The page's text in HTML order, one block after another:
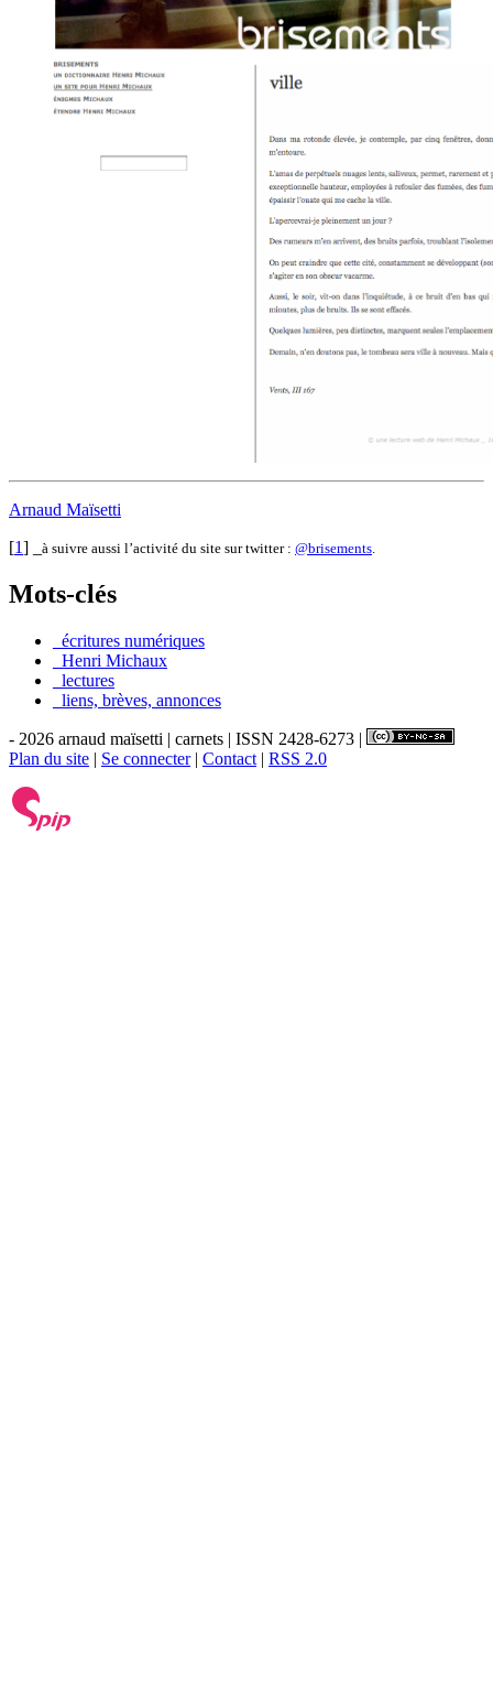
Arnaud Maïsetti
[1] à suivre aussi l’activité du site sur twitter : @brisements.
Mots-clés
_écritures numériques
_Henri Michaux
_lectures
_liens, brèves, annonces
- 2026 arnaud maïsetti | carnets | ISSN 2428-6273 |
Plan du site | Se connecter| Contact | RSS 2.0